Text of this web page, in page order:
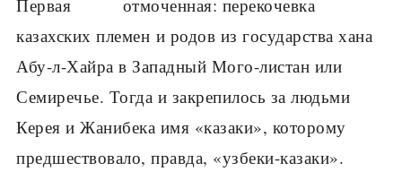
Первая отмоченная: перекочевка
казахских племен и родов из государства хана
Абу-л-Хайра в Западный Мого-листан или
Семиречье. Тогда и закрепилось за людьми
Керея и Жанибека имя «казаки», которому
предшествовало, правда, «узбеки-казаки».